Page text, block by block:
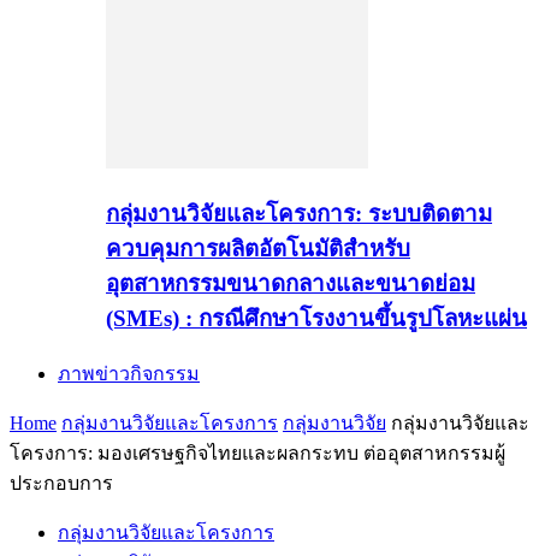
กลุ่มงานวิจัยและโครงการ: ระบบติดตาม
ควบคุมการผลิตอัตโนมัติสำหรับ
อุตสาหกรรมขนาดกลางและขนาดย่อม
(SMEs) : กรณีศึกษาโรงงานขึ้นรูปโลหะแผ่น
ภาพข่าวกิจกรรม
Home กลุ่มงานวิจัยและโครงการ กลุ่มงานวิจัย กลุ่มงานวิจัยและ
โครงการ: มองเศรษฐกิจไทยและผลกระทบ ต่ออุตสาหกรรมผู้
ประกอบการ
กลุ่มงานวิจัยและโครงการ